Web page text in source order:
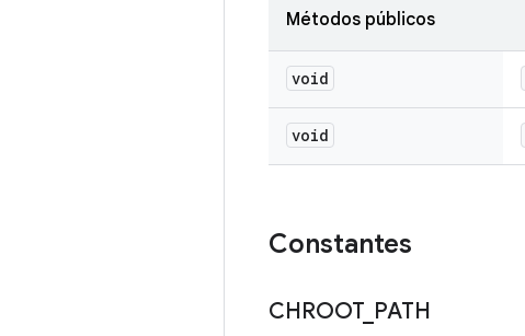
Métodos públicos
void
void
Constantes
CHROOT_ PATH